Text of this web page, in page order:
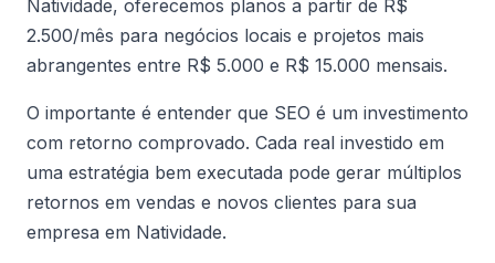
Natividade, oferecemos planos a partir de R$
2.500/mês para negócios locais e projetos mais
abrangentes entre R$ 5.000 e R$ 15.000 mensais.
O importante é entender que SEO é um investimento
com retorno comprovado. Cada real investido em
uma estratégia bem executada pode gerar múltiplos
retornos em vendas e novos clientes para sua
empresa em Natividade.